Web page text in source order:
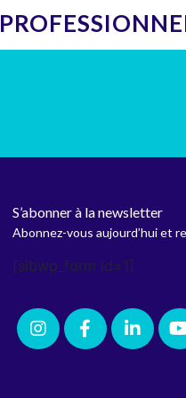
S’abonner à la newsletter
Abonnez-vous aujourd’hui et
[sibwp_form id=1]